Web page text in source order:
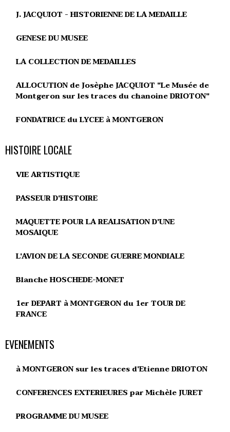
J. JACQUIOT - HISTORIENNE DE LA MEDAILLE
GENESE DU MUSEE
LA COLLECTION DE MEDAILLES
ALLOCUTION de Josèphe JACQUIOT "Le Musée de
Montgeron sur les traces du chanoine DRIOTON"
FONDATRICE du LYCEE à MONTGERON
HISTOIRE LOCALE
VIE ARTISTIQUE
PASSEUR D'HISTOIRE
MAQUETTE POUR LA REALISATION D'UNE
MOSAIQUE
L'AVION DE LA SECONDE GUERRE MONDIALE
Blanche HOSCHEDE-MONET
1er DEPART à MONTGERON du 1er TOUR DE
FRANCE
EVENEMENTS
à MONTGERON sur les traces d'Etienne DRIOTON
CONFERENCES EXTERIEURES par Michèle JURET
PROGRAMME DU MUSEE